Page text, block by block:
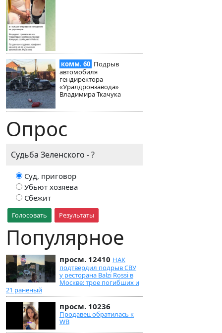
комм. 60 Подрыв
автомобиля
гендиректора
«Уралдронзавода»
Владимира Ткачука
Опрос
Судьба Зеленского - ?
Суд, приговор
Убьют хозяева
Сбежит
Голосовать Результаты
Популярное
просм. 12410 НАК
подтвердил подрыв СВУ
у ресторана Balzi Rossi в
Москве: трое погибших и
21 раненый
просм. 10236
Продавец обратилась к
WB